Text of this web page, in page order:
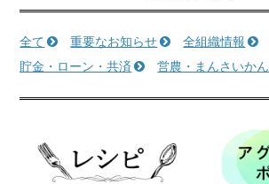
全て 重要なお知らせ
全組織情報
貯金・ローン・共済
営農・まんさいかん